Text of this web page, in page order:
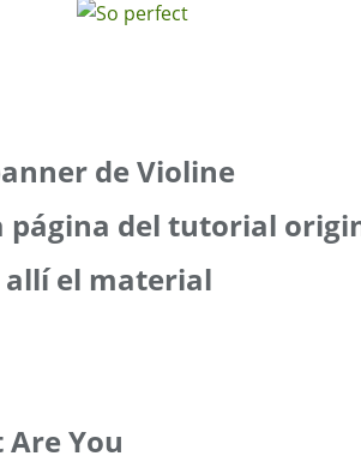
de Violine
página del tutorial
allí el material
You